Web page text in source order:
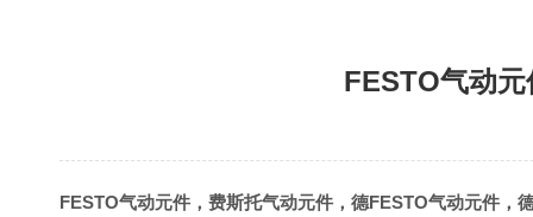
FESTO气动
FESTO气动元件，费斯托气动元件，德FESTO气动元件，